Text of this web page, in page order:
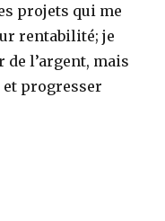
projets qui me
rentabilité; je
l’argent, mais
progresser